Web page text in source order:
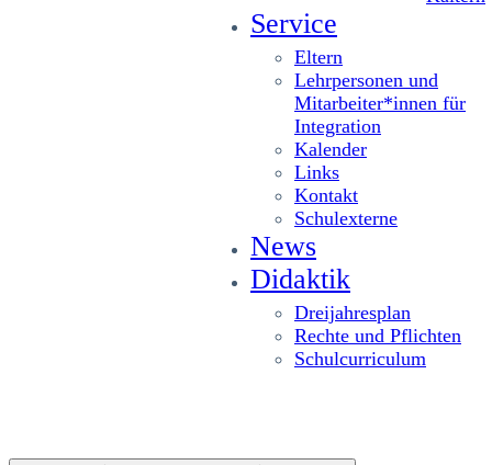
Service
Eltern
Lehrpersonen und
Mitarbeiter*innen für
Integration
Kalender
Links
Kontakt
Schulexterne
News
Didaktik
Dreijahresplan
Rechte und Pflichten
Schulcurriculum